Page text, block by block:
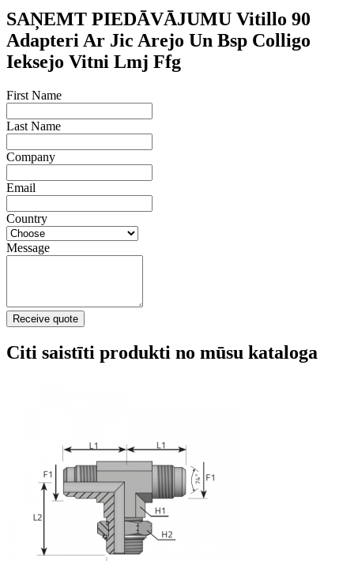
SAŅEMT PIEDĀVĀJUMU Vitillo 90
Adapteri Ar Jic Arejo Un Bsp Colligo
Ieksejo Vitni Lmj Ffg
First Name
Last Name
Company
Email
Country
Message
Receive quote
Citi saistīti produkti no mūsu kataloga